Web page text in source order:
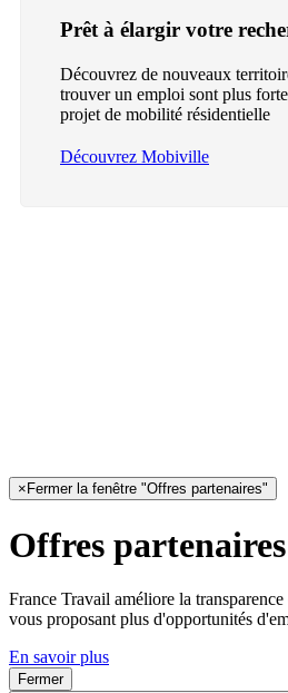
Prêt à élargir votre
Découvrez de nouveaux
trouver un emploi sont plus
projet de mobilité résidentielle
Découvrez Mobiville
× Fermer la fenêtre "Offres partenaires"
Offres partenaires
France Travail améliore la
vous proposant plus d'opportunités
En savoir plus
Fermer